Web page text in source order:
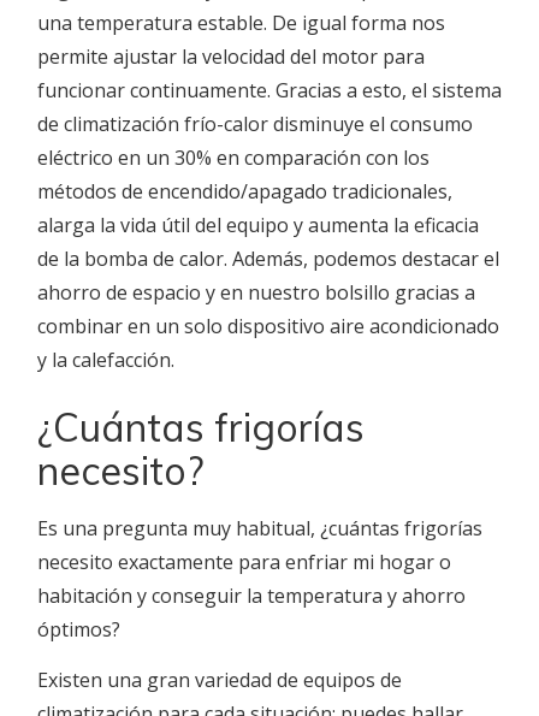
una temperatura estable. De igual forma nos
permite ajustar la velocidad del motor para
funcionar continuamente. Gracias a esto, el sistema
de climatización frío-calor disminuye el consumo
eléctrico en un 30% en comparación con los
métodos de encendido/apagado tradicionales,
alarga la vida útil del equipo y aumenta la eficacia
de la bomba de calor. Además, podemos destacar el
ahorro de espacio y en nuestro bolsillo gracias a
combinar en un solo dispositivo aire acondicionado
y la calefacción.
¿Cuántas frigorías
necesito?
Es una pregunta muy habitual, ¿cuántas frigorías
necesito exactamente para enfriar mi hogar o
habitación y conseguir la temperatura y ahorro
óptimos?
Existen una gran variedad de equipos de